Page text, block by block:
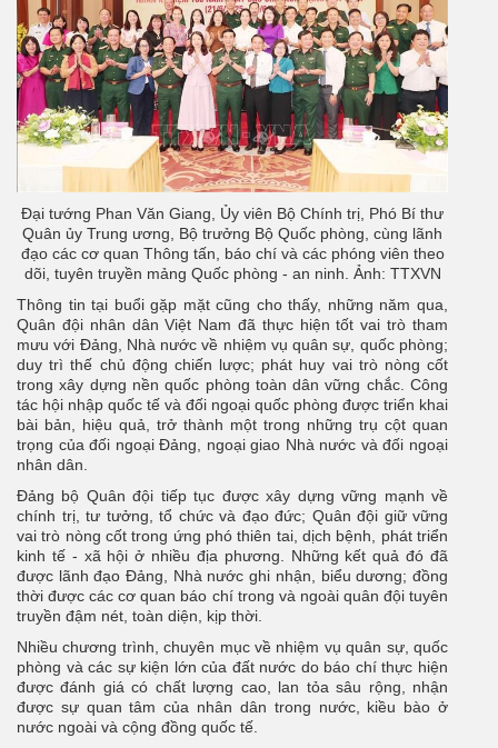
Đại tướng Phan Văn Giang, Ủy viên Bộ Chính trị, Phó Bí thư
Quân ủy Trung ương, Bộ trưởng Bộ Quốc phòng, cùng lãnh
đạo các cơ quan Thông tấn, báo chí và các phóng viên theo
dõi, tuyên truyền mảng Quốc phòng - an ninh. Ảnh: TTXVN
Thông tin tại buổi gặp mặt cũng cho thấy, những năm qua,
Quân đội nhân dân Việt Nam đã thực hiện tốt vai trò tham
mưu với Đảng, Nhà nước về nhiệm vụ quân sự, quốc phòng;
duy trì thế chủ động chiến lược; phát huy vai trò nòng cốt
trong xây dựng nền quốc phòng toàn dân vững chắc. Công
tác hội nhập quốc tế và đối ngoại quốc phòng được triển khai
bài bản, hiệu quả, trở thành một trong những trụ cột quan
trọng của đối ngoại Đảng, ngoại giao Nhà nước và đối ngoại
nhân dân.
Đảng bộ Quân đội tiếp tục được xây dựng vững mạnh về
chính trị, tư tưởng, tổ chức và đạo đức; Quân đội giữ vững
vai trò nòng cốt trong ứng phó thiên tai, dịch bệnh, phát triển
kinh tế - xã hội ở nhiều địa phương. Những kết quả đó đã
được lãnh đạo Đảng, Nhà nước ghi nhận, biểu dương; đồng
thời được các cơ quan báo chí trong và ngoài quân đội tuyên
truyền đậm nét, toàn diện, kịp thời.
Nhiều chương trình, chuyên mục về nhiệm vụ quân sự, quốc
phòng và các sự kiện lớn của đất nước do báo chí thực hiện
được đánh giá có chất lượng cao, lan tỏa sâu rộng, nhận
được sự quan tâm của nhân dân trong nước, kiều bào ở
nước ngoài và cộng đồng quốc tế.